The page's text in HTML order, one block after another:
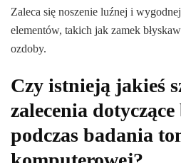
Zaleca się noszenie luźnej i
elementów, takich jak zamek
ozdoby.
Czy istnieją jakieś
zalecenia
podczas badania